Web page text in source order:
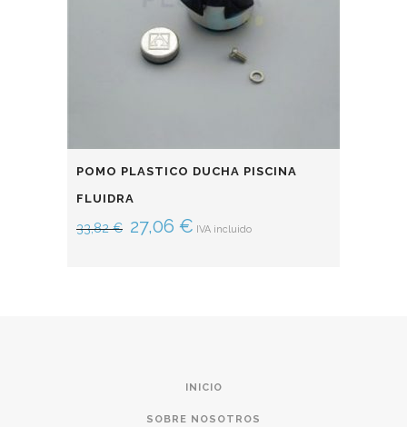
POMO PLASTICO DUCHA PISCINA
FLUIDRA
33,82€ 27,06 € IVA incluido
INICIO
SOBRE NOSOTROS